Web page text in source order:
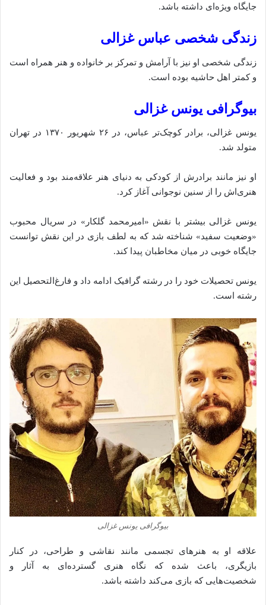
جایگاه ویژه‌ای داشته باشد.
زندگی شخصی عباس غزالی
زندگی شخصی او نیز با آرامش و تمرکز بر خانواده و هنر همراه است
و کمتر اهل حاشیه بوده است.
بیوگرافی یونس غزالی
یونس غزالی، برادر کوچک‌تر عباس، در ۲۶ شهریور ۱۳۷۰ در تهران
متولد شد.
او نیز مانند برادرش از کودکی به دنیای هنر علاقه‌مند بود و فعالیت
هنری‌اش را از سنین نوجوانی آغاز کرد.
یونس غزالی بیشتر با نقش «امیرمحمد گلکار» در سریال محبوب
«وضعیت سفید» شناخته شد که به لطف بازی در این نقش توانست
جایگاه خوبی در میان مخاطبان پیدا کند.
یونس تحصیلات خود را در رشته گرافیک ادامه داد و فارغ‌التحصیل این
رشته‌ است.
بیوگرافی یونس غزالی
علاقه او به هنرهای تجسمی مانند نقاشی و طراحی، در کنار
بازیگری، باعث شده‌ که نگاه هنری گسترده‌ای به آثار و
شخصیت‌هایی که بازی می‌کند داشته باشد.